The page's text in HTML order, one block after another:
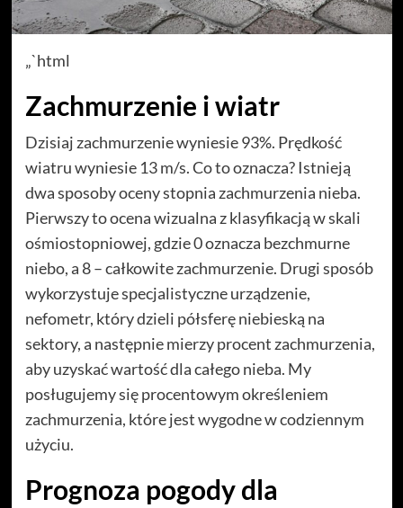
„`html
Zachmurzenie i wiatr
Dzisiaj zachmurzenie wyniesie 93%. Prędkość
wiatru wyniesie 13 m/s. Co to oznacza? Istnieją
dwa sposoby oceny stopnia zachmurzenia nieba.
Pierwszy to ocena wizualna z klasyfikacją w skali
ośmiostopniowej, gdzie 0 oznacza bezchmurne
niebo, a 8 – całkowite zachmurzenie. Drugi sposób
wykorzystuje specjalistyczne urządzenie,
nefometr, który dzieli półsferę niebieską na
sektory, a następnie mierzy procent zachmurzenia,
aby uzyskać wartość dla całego nieba. My
posługujemy się procentowym określeniem
zachmurzenia, które jest wygodne w codziennym
użyciu.
Prognoza pogody dla